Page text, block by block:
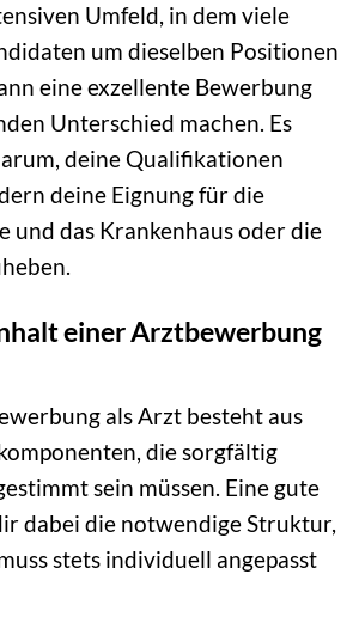
Umfeld, in dem viele
um dieselben Positionen
eine exzellente Bewerbung
Unterschied machen. Es
deine Qualifikationen
deine Eignung für die
und das Krankenhaus oder die
einer Arztbewerbung
als Arzt besteht aus
die sorgfältig
sein müssen. Eine gute
dabei die notwendige Struktur,
stets individuell angepasst